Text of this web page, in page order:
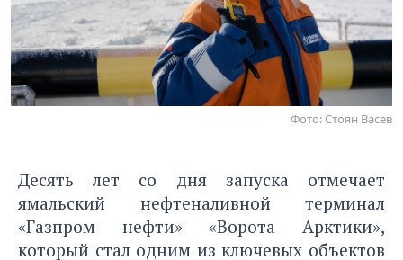
Фото: Стоян Васев
Десять лет со дня запуска отмечает
ямальский нефтеналивной терминал
«Газпром нефти» «Ворота Арктики»,
который стал одним из ключевых объектов